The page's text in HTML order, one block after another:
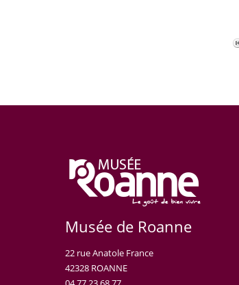
Musée de Roanne
22 rue Anatole France
42328 ROANNE